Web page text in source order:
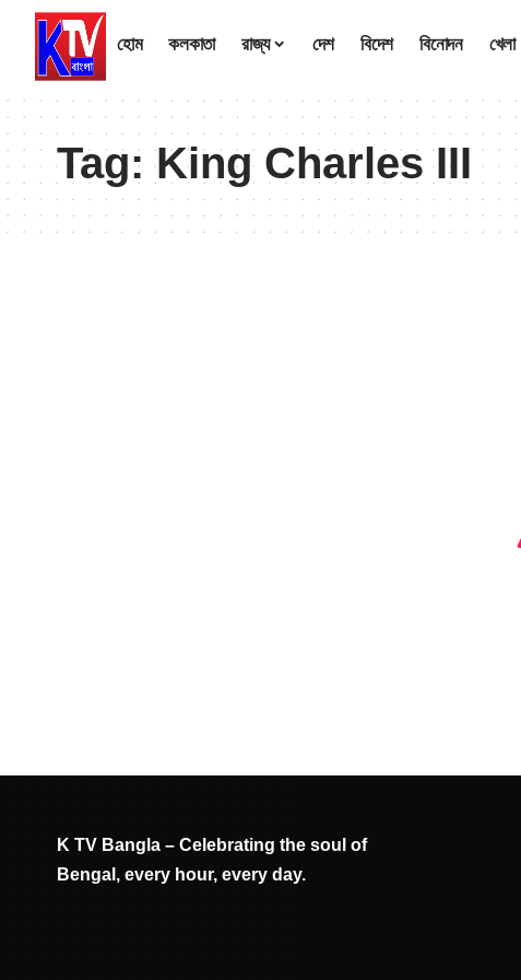
হোম কলকাতা রাজ্য দেশ বিদেশ বিনোদন খেলা
Tag:King Charles III
K TV Bangla – Celebrating the soul of
Bengal, every hour, every day.